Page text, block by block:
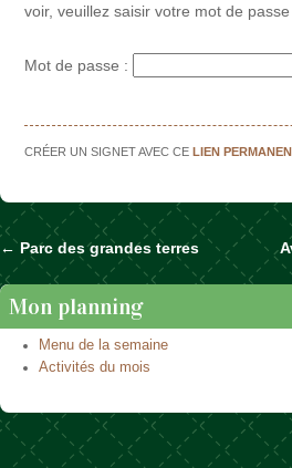
voir, veuillez saisir votre mot de
Mot de passe :
CRÉER UN SIGNET AVEC CELIEN
Naviguer dans les
←Parc des grandes terres
Mon planning
Menu de la semaine
Activités du mois